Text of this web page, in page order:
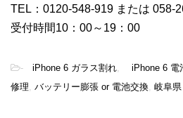
TEL：0120-548-919 または 058-
受付時間10：00～19：00
- iPhone 6 ガラス割れ iPhone 6 電
修理 バッテリー膨張 or 電池交換 岐阜県